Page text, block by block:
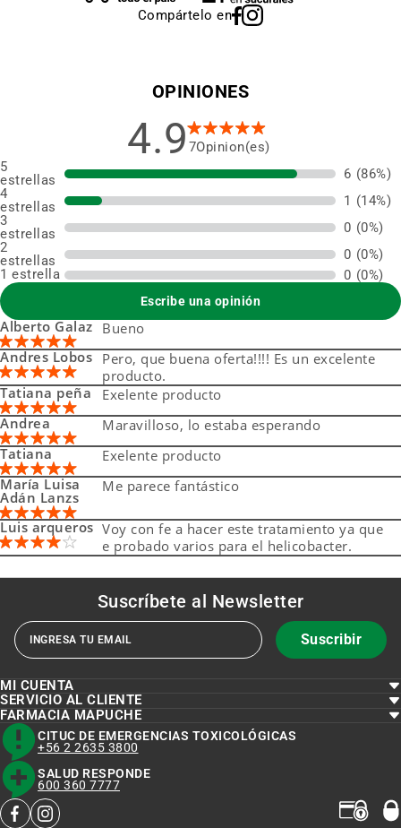
Compártelo en
OPINIONES
4.97
5
estrellas
6 (86%)
4
estrellas
1 (14%)
3
estrellas
0 (0%)
2
estrellas
0 (0%)
1 estrella
0 (0%)
Escribe una opinión
Alberto Galaz Bueno
Andres Lobos Pero, que buena oferta!!!! Es un excelente
producto.
Tatiana peña
Exelente producto
Andrea
Maravilloso, lo estaba esperando
Tatiana
Exelente producto
María Luisa
Adán Lanzs
Me parece fantástico
Luis arqueros Voy con fe a hacer este tratamiento ya que
Suscríbete al Newsletter
Suscribir
MI CUENTA
SERVICIO AL CLIENTE
FARMACIA MAPUCHE
CITUC DE EMERGENCIAS TOXICOLÓGICAS
+56 2 2635 3800
SALUD RESPONDE
600 360 7777